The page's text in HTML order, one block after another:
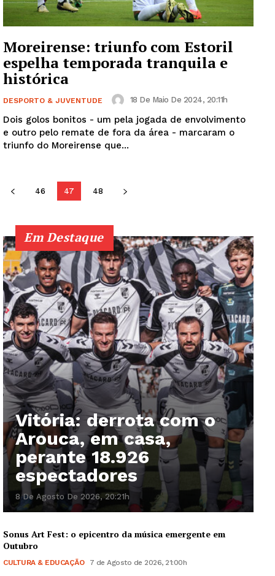
SUBSCREVA JÁ!
Institucional
Edição Digital
Europa
Publicidade
Quero ser Assinante
Moreirense: triunfo com Estoril
espelha temporada tranquila e
histórica
DESPORTO & JUVENTUDE 18 De Maio De 2024, 20:11h
Dois golos bonitos - um pela jogada de envolvimento
e outro pelo remate de fora da área - marcaram o
triunfo do Moreirense que...
46 47 48
Em Destaque
Vitória: derrota com o
Arouca, em casa,
perante 18.926
espectadores
8 De Agosto De 2026, 20:21h
Sonus Art Fest: o epicentro da música emergente em
Outubro
CULTURA & EDUCAÇÃO 7 de Agosto de 2026, 21:00h